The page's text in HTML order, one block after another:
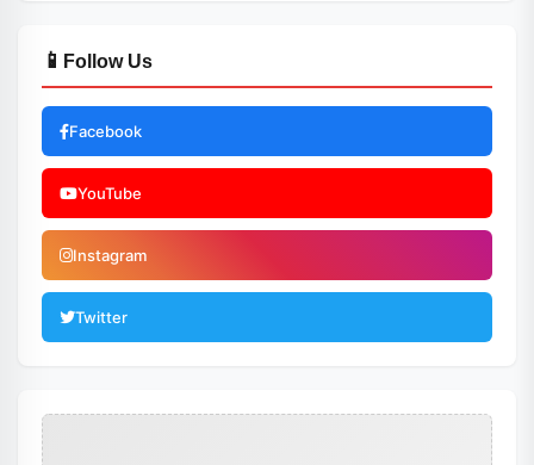
📱 Follow Us
Facebook
YouTube
Instagram
Twitter